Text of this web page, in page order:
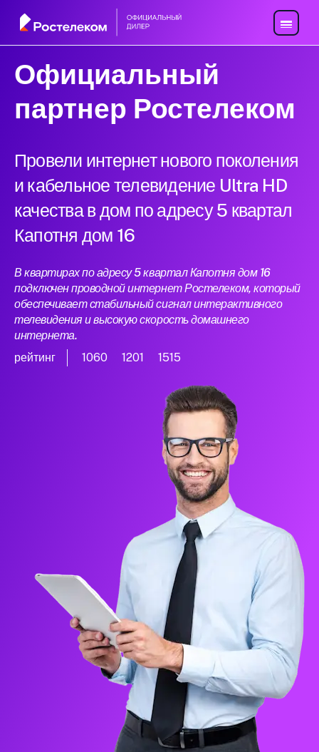
Официальный
партнер Ростелеком
Провели интернет нового поколения
и кабельное телевидение Ultra HD
качества в дом по адресу 5 квартал
Капотня дом 16
В квартирах по адресу 5 квартал Капотня дом 16
подключен проводной интернет Ростелеком, который
обеспечивает стабильный сигнал интерактивного
телевидения и высокую скорость домашнего
интернета.
рейтинг
1060 1201 1515